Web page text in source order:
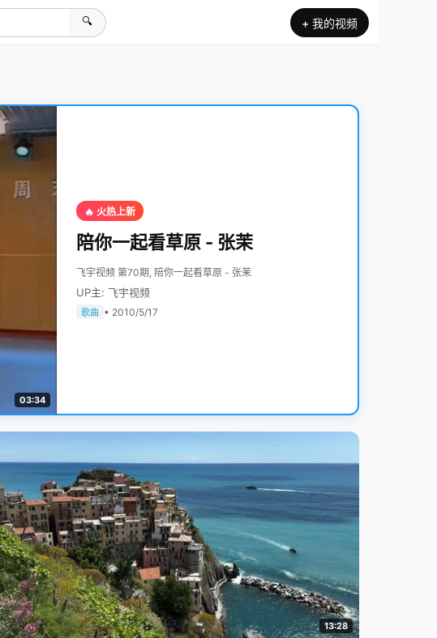
🔍 + 我的视频
03:34
🔥 火热上新
陪你一起看草原 - 张茉
飞宇视频 第70期, 陪你一起看草原 - 张茉
UP主: 飞宇视频
歌曲 • 2010/5/17
13:28